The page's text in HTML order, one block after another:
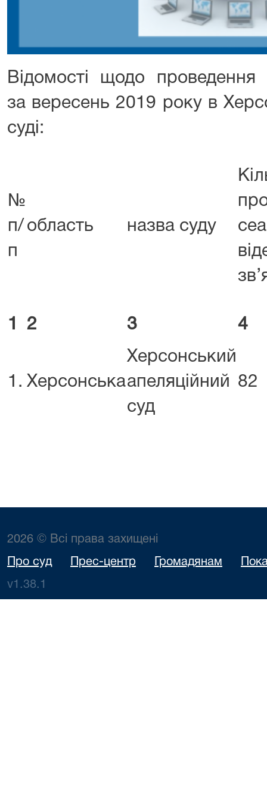
Відомості щодо проведення
за вересень 2019 року в
суді:
№
п/
п
область назва суду
1 2 3 4
1. Херсонська
Херсонський
апеляційний
суд
82
2026 © Всі права захищені
Про суд Прес-центр Громадянам
v1.38.1